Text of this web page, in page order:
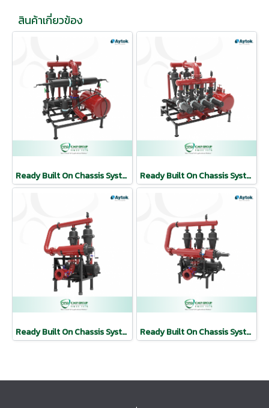
สินค้าเกี่ยวข้อง
Ready Built On Chassis Systems | AYTOK Ready Built On Chassis Systems | AYTOK
Ready Built On Chassis Systems | AYTOK Ready Built On Chassis Systems | AYTOK